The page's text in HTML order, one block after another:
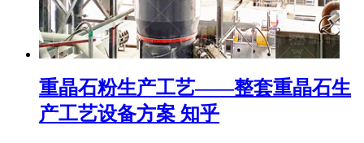
重晶石粉生产工艺——整套重晶石生
产工艺设备方案 知乎